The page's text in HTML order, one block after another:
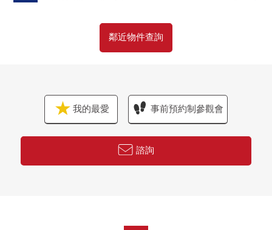
鄰近物件查詢
我的最愛 事前預約制參觀會
諮詢